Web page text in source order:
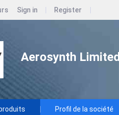
Sign in Register
Aerosynth Limited
Profil de la société